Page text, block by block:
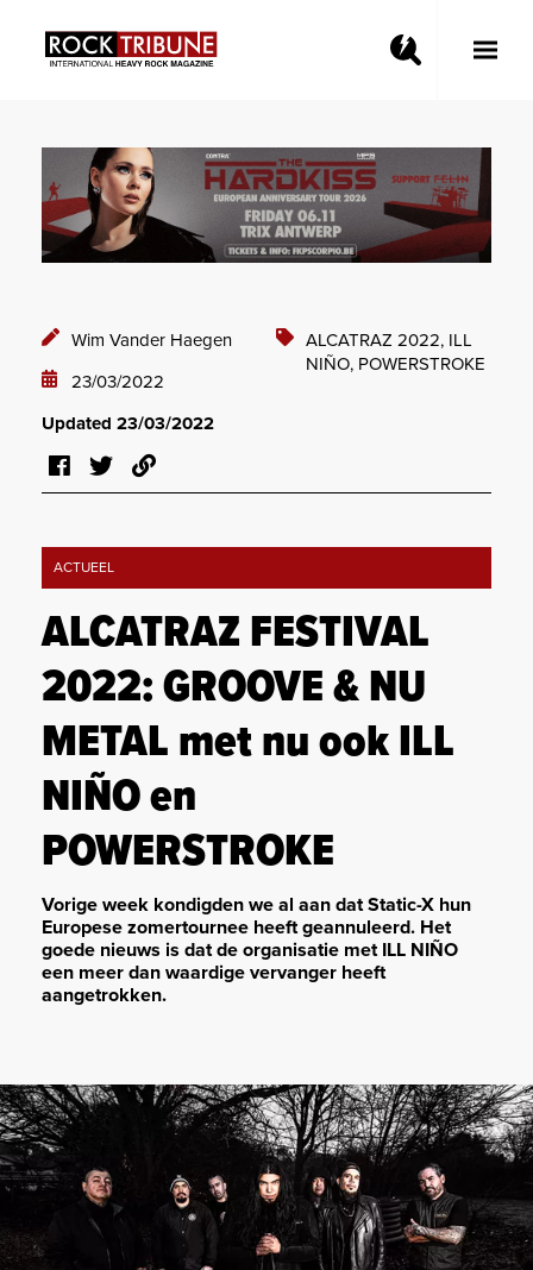
Toggle
Wim Vander Haegen
23/03/2022
ALCATRAZ 2022, ILL
NIÑO, POWERSTROKE
Updated 23/03/2022
ACTUEEL
ALCATRAZ FESTIVAL
2022: GROOVE & NU
METAL met nu ook ILL
NIÑO en
POWERSTROKE
Vorige week kondigden we al aan dat Static-X hun
Europese zomertournee heeft geannuleerd. Het
goede nieuws is dat de organisatie met ILL NIÑO
een meer dan waardige vervanger heeft
aangetrokken.